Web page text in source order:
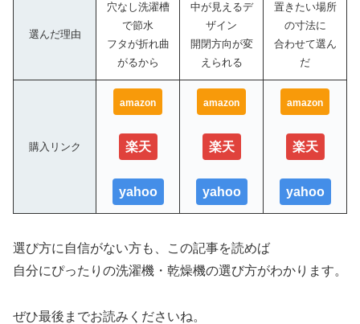
選んだ理由
穴なし洗濯槽
で節水
フタが折れ曲
がるから
中が見えるデ
ザイン
開閉方向が変
えられる
置きたい場所
の寸法に
合わせて選ん
だ
購入リンク
amazon
楽天
yahoo
amazon
楽天
yahoo
amazon
楽天
yahoo
選び方に自信がない方も、この記事を読めば
自分にぴったりの洗濯機・乾燥機の選び方がわかります。
ぜひ最後までお読みくださいね。